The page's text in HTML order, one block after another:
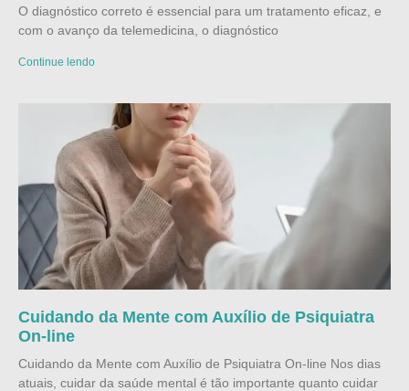
O diagnóstico correto é essencial para um tratamento eficaz, e
com o avanço da telemedicina, o diagnóstico
Continue lendo
Cuidando da Mente com Auxílio de Psiquiatra
On-line
Cuidando da Mente com Auxílio de Psiquiatra On-line Nos dias
atuais, cuidar da saúde mental é tão importante quanto cuidar